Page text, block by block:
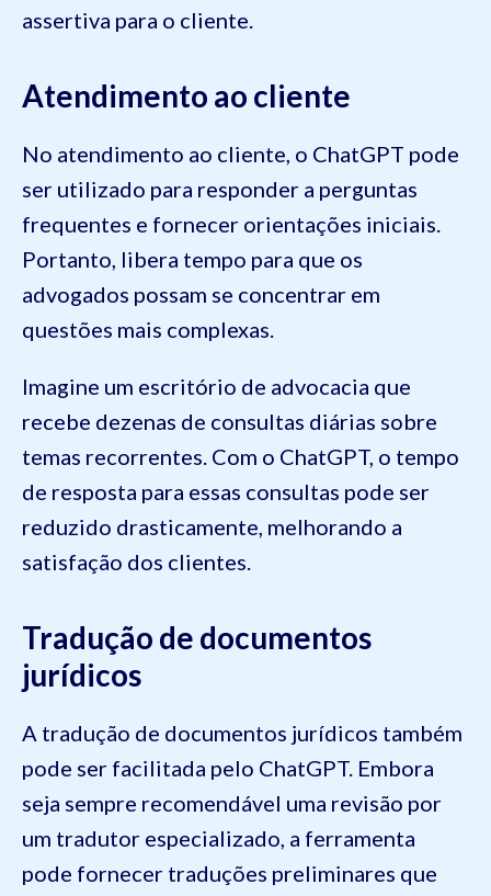
assertiva para o cliente.
Atendimento ao cliente
No atendimento ao cliente, o ChatGPT pode
ser utilizado para responder a perguntas
frequentes e fornecer orientações iniciais.
Portanto, libera tempo para que os
advogados possam se concentrar em
questões mais complexas.
Imagine um escritório de advocacia que
recebe dezenas de consultas diárias sobre
temas recorrentes. Com o ChatGPT, o tempo
de resposta para essas consultas pode ser
reduzido drasticamente, melhorando a
satisfação dos clientes.
Tradução de documentos
jurídicos
A tradução de documentos jurídicos também
pode ser facilitada pelo ChatGPT. Embora
seja sempre recomendável uma revisão por
um tradutor especializado, a ferramenta
pode fornecer traduções preliminares que